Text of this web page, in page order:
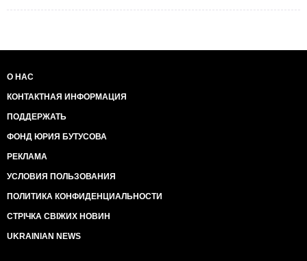
О НАС
КОНТАКТНАЯ ИНФОРМАЦИЯ
ПОДДЕРЖАТЬ
ФОНД ЮРИЯ БУТУСОВА
РЕКЛАМА
УСЛОВИЯ ПОЛЬЗОВАНИЯ
ПОЛИТИКА КОНФИДЕНЦИАЛЬНОСТИ
СТРІЧКА СВІЖИХ НОВИН
UKRAINIAN NEWS